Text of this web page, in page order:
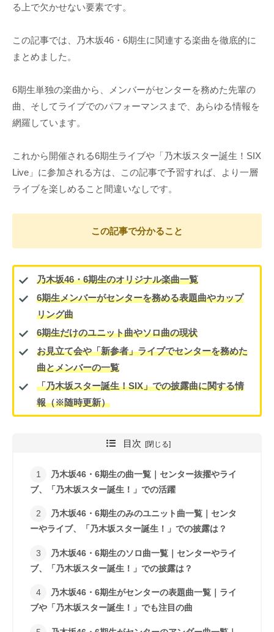
る上で欠かせない要素です。
この記事では、乃木坂46・6期生に関連する楽曲を徹底的に
まとめました。
6期生単独の楽曲から、メンバーがセンターを務めた先輩の
曲、そしてライブでのパフォーマンスまで、あらゆる情報を
網羅しています。
これから開催される6期生ライブや「乃木坂スター誕生！SIX
Live」に参加される方は、この記事で予習すれば、より一層
ライブを楽しめること間違いなしです。
この記事で分かること
乃木坂46・6期生のオリジナル楽曲一覧
6期生メンバーがセンターを務める表題曲やカップ
リング曲
6期生だけのユニット曲やソロ曲の現状
お見立て会や「新参者」ライブでセンターを務めた
曲とメンバーの一覧
「乃木坂スター誕生！SIX」での披露曲に関する情
報（※随時更新）
目次
乃木坂46・6期生の曲一覧｜センター抜擢やライ
ブ、「乃木坂スター誕生！」での活躍
乃木坂46・6期生のみのユニット曲一覧｜センタ
ーやライブ、「乃木坂スター誕生！」での披露は？
乃木坂46・6期生のソロ曲一覧｜センターやライ
ブ、「乃木坂スター誕生！」での披露は？
乃木坂46・6期生がセンターの表題曲一覧｜ライ
ブや「乃木坂スター誕生！」でも注目の曲